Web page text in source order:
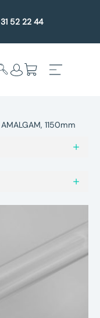
52 22 44
undermeny
1150mm